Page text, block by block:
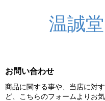
温誠堂
お問い合わせ
商品に関する事や、当店に対
ど、こちらのフォームよりお